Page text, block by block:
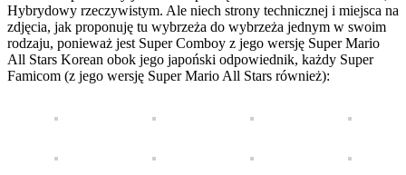
Hybrydowy rzeczywistym. Ale niech strony technicznej i miejsca na
zdjęcia, jak proponuję tu wybrzeża do wybrzeża jednym w swoim
rodzaju, ponieważ jest Super Comboy z jego wersję Super Mario
All Stars Korean obok jego japoński odpowiednik, każdy Super
Famicom (z jego wersję Super Mario All Stars również):